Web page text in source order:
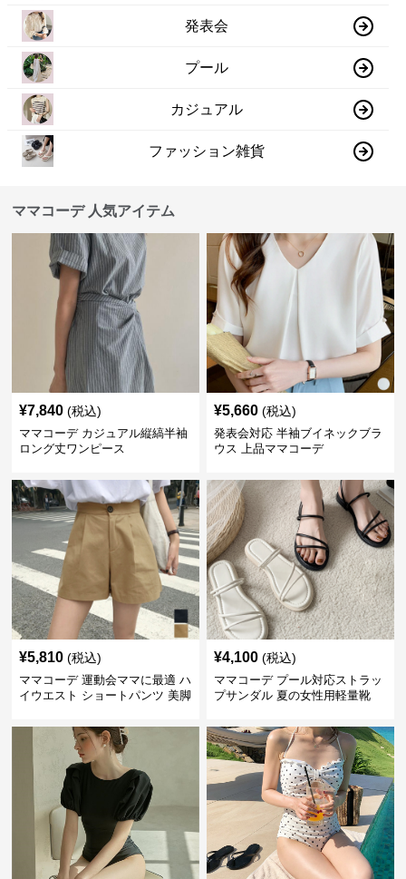
発表会
プール
カジュアル
ファッション雑貨
ママコーデ 人気アイテム
¥7,840 (税込)
ママコーデ カジュアル縦縞半袖
ロング丈ワンピース
¥5,660 (税込)
発表会対応 半袖ブイネックブラ
ウス 上品ママコーデ
¥5,810 (税込)
ママコーデ 運動会ママに最適 ハ
イウエスト ショートパンツ 美脚
¥4,100 (税込)
ママコーデ プール対応ストラッ
プサンダル 夏の女性用軽量靴